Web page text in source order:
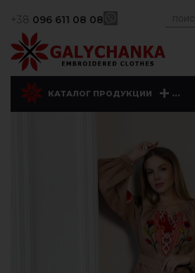
+38 096 611 08 08
КАТАЛОГ ПРОДУКЦИИ ...